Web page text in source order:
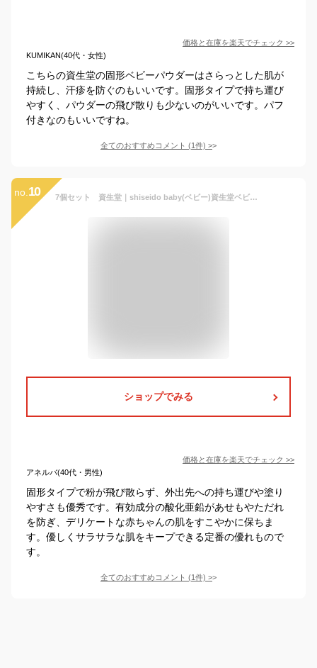
価格と在庫を楽天でチェック >>
KUMIKAN(40代・女性)
こちらの資生堂の固形ベビーパウダーはさらっとした肌が
持続し、汗疹を防ぐのもいいです。固形タイプで持ち運び
やすく、パウダーの飛び散りも少ないのがいいです。パフ
付きなのもいいですね。
全てのおすすめコメント (1件) >
no. 10 7個セット 資生堂｜shiseido baby(ベビー)資生堂ベビーパウダー(プレスド)50g【医薬部外品】
ショップでみる
価格と在庫を楽天でチェック >>
アネルバ(40代・男性)
固形タイプで粉が飛び散らず、外出先への持ち運びや塗り
やすさも優秀です。有効成分の酸化亜鉛があせもやただれ
を防ぎ、デリケートな赤ちゃんの肌をすこやかに保ちま
す。優しくサラサラな肌をキープできる定番の優れもので
す。
全てのおすすめコメント (1件) >